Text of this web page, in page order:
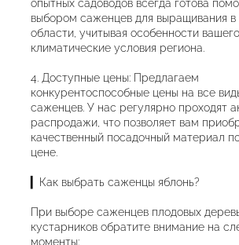
опытных садоводов всегда готова
выбором саженцев для выращивания
области, учитывая особенности
климатические условия региона.
4. Доступные цены: Предлагаем
конкурентоспособные цены на все
саженцев. У нас регулярно проходят
распродажи, что позволяет вам
качественный посадочный материал
цене.
▎Как выбрать саженцы яблонь?
При выборе саженцев плодовых
кустарников обратите внимание на
моменты: